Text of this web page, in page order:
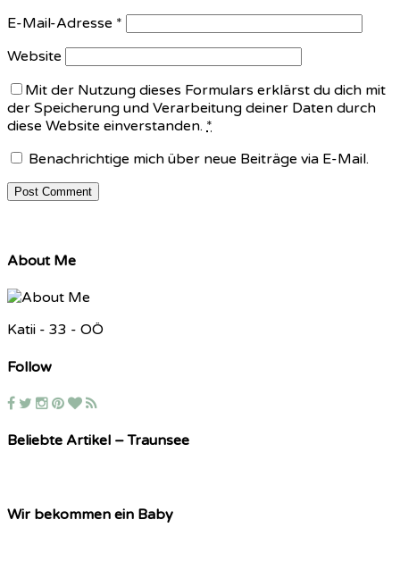
E-Mail-Adresse *
Website
Mit der Nutzung dieses Formulars erklärst du dich mit
der Speicherung und Verarbeitung deiner Daten durch
diese Website einverstanden. *
Benachrichtige mich über neue Beiträge via E-Mail.
About Me
Katii - 33 - OÖ
Follow
Beliebte Artikel – Traunsee
Wir bekommen ein Baby